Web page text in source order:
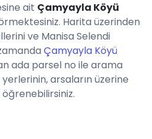
ait Çamyayla Köyü
Harita üzerinden
ve Manisa Selendi
Çamyayla Köyü
ada parsel no ile arama
arsaların üzerine